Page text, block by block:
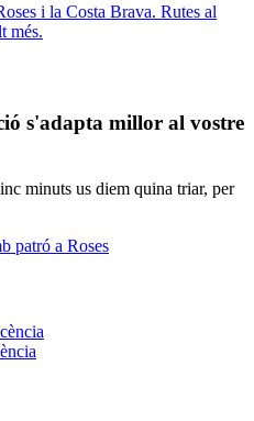
i la Costa Brava. Rutes al
més.
s'adapta millor al vostre
minuts us diem quina triar, per
patró a Roses